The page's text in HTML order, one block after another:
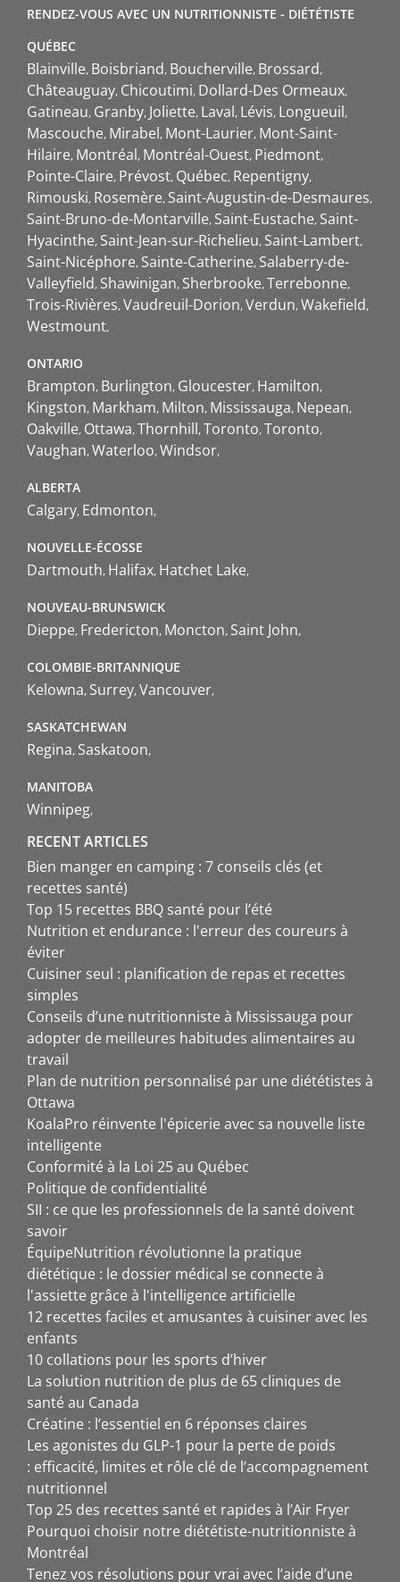
RENDEZ-VOUS AVEC UN NUTRITIONNISTE - DIÉTÉTISTE
QUÉBEC
Blainville Boisbriand Boucherville Brossard
Châteauguay Chicoutimi Dollard-Des Ormeaux
Gatineau Granby Joliette Laval Lévis Longueuil
Mascouche Mirabel Mont-Laurier Mont-Saint-
Hilaire Montréal Montréal-Ouest Piedmont
Pointe-Claire Prévost Québec Repentigny
Rimouski Rosemère Saint-Augustin-de-Desmaures
Saint-Bruno-de-Montarville Saint-Eustache Saint-
Hyacinthe Saint-Jean-sur-Richelieu Saint-Lambert
Saint-Nicéphore Sainte-Catherine Salaberry-de-
Valleyfield Shawinigan Sherbrooke Terrebonne
Trois-Rivières Vaudreuil-Dorion Verdun Wakefield
Westmount
ONTARIO
Brampton Burlington Gloucester Hamilton
Kingston Markham Milton Mississauga Nepean
Oakville Ottawa Thornhill Toronto Toronto
Vaughan Waterloo Windsor
ALBERTA
Calgary Edmonton
NOUVELLE-ÉCOSSE
Dartmouth Halifax Hatchet Lake
NOUVEAU-BRUNSWICK
Dieppe Fredericton Moncton Saint John
COLOMBIE-BRITANNIQUE
Kelowna Surrey Vancouver
SASKATCHEWAN
Regina Saskatoon
MANITOBA
Winnipeg
RECENT ARTICLES
Bien manger en camping : 7 conseils clés (et
recettes santé)
Top 15 recettes BBQ santé pour l’été
Nutrition et endurance : l'erreur des coureurs à
éviter
Cuisiner seul : planification de repas et recettes
simples
Conseils d’une nutritionniste à Mississauga pour
adopter de meilleures habitudes alimentaires au
travail
Plan de nutrition personnalisé par une diététistes à
Ottawa
KoalaPro réinvente l'épicerie avec sa nouvelle liste
intelligente
Conformité à la Loi 25 au Québec
Politique de confidentialité
SII : ce que les professionnels de la santé doivent
savoir
ÉquipeNutrition révolutionne la pratique
diététique : le dossier médical se connecte à
l'assiette grâce à l'intelligence artificielle
12 recettes faciles et amusantes à cuisiner avec les
enfants
10 collations pour les sports d’hiver
La solution nutrition de plus de 65 cliniques de
santé au Canada
Créatine : l’essentiel en 6 réponses claires
Les agonistes du GLP-1 pour la perte de poids
: efficacité, limites et rôle clé de l’accompagnement
nutritionnel
Top 25 des recettes santé et rapides à l’Air Fryer
Pourquoi choisir notre diététiste-nutritionniste à
Montréal
Tenez vos résolutions pour vrai avec l’aide d’une